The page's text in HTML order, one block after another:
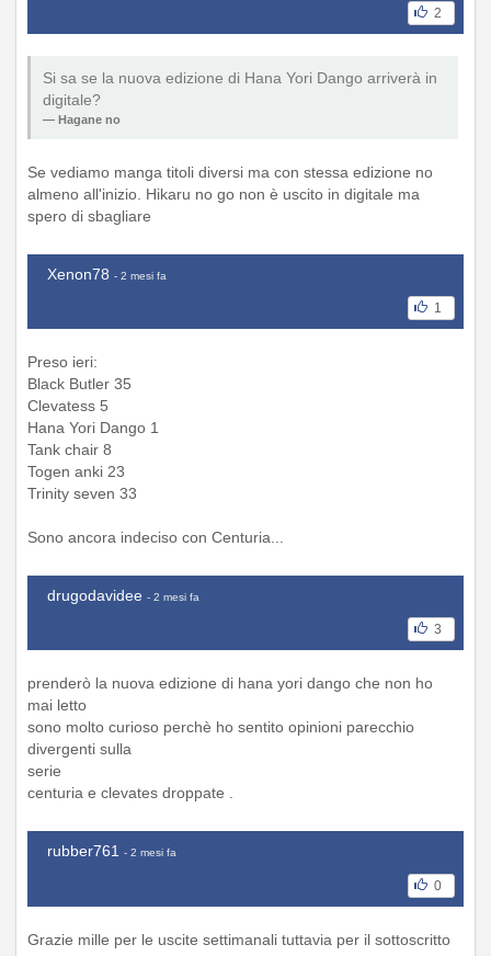
2
Si sa se la nuova edizione di Hana Yori Dango arriverà in
digitale?
Hagane no
Se vediamo manga titoli diversi ma con stessa edizione no
almeno all'inizio. Hikaru no go non è uscito in digitale ma
spero di sbagliare
Xenon78 - 2 mesi fa
1
Preso ieri:
Black Butler 35
Clevatess 5
Hana Yori Dango 1
Tank chair 8
Togen anki 23
Trinity seven 33
Sono ancora indeciso con Centuria...
drugodavidee - 2 mesi fa
3
prenderò la nuova edizione di hana yori dango che non ho
mai letto
sono molto curioso perchè ho sentito opinioni parecchio
divergenti sulla
serie
centuria e clevates droppate .
rubber761 - 2 mesi fa
0
Grazie mille per le uscite settimanali tuttavia per il sottoscritto